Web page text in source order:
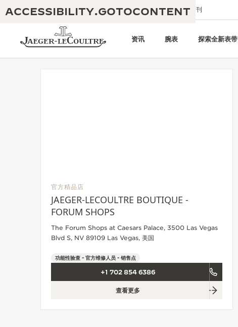
ACCESSIBILITY.GOTOCONTENT
给我们发送电子邮件 精品店 电子期刊
资讯 腕表 探索全新表带
空气钟国际质保
展览
REVERSO翻转系列腕表主题展
THE SOUND MAKER声音之艺主题
展览
STELLAR ODYSSEY星空传奇
精准先锋
官方精品店
JAEGER-LECOULTRE BOUTIQUE -
FORUM SHOPS
The Forum Shops at Caesars Palace, 3500 Las Vegas
Blvd S, NV 89109 Las Vegas, 美国
功能性验查 - 官方维修人员 - 销售点
+1 702 854 6386
查看更多